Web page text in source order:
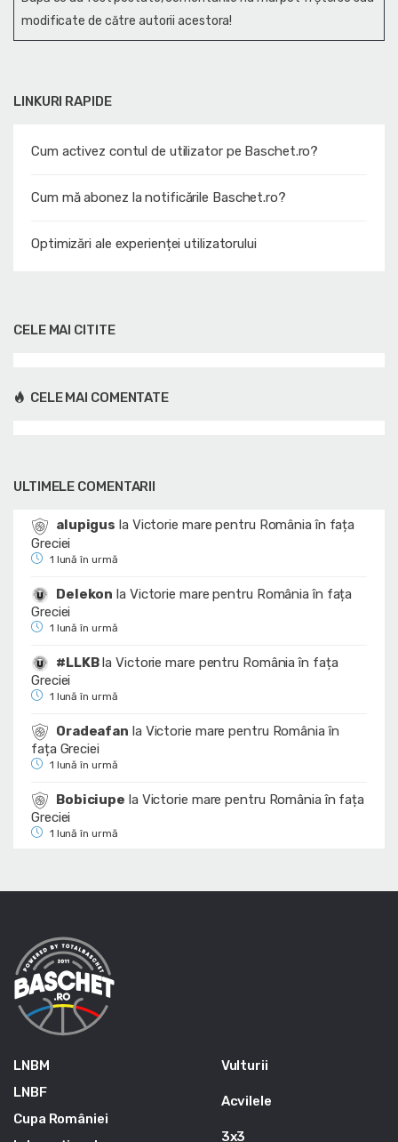
LINKURI RAPIDE
Cum activez contul de utilizator pe Baschet.ro?
Cum mă abonez la notificările Baschet.ro?
Optimizări ale experienței utilizatorului
modificate de către autorii acestora!
CELE MAI CITITE
CELE MAI COMENTATE
ULTIMELE COMENTARII
alupigus la Victorie mare pentru România în fața
Greciei
1 lună în urmă
Delekon la Victorie mare pentru România în fața
Greciei
1 lună în urmă
#LLKBlaVictorie mare pentru România în fața
Greciei
1 lună în urmă
Oradeafan la Victorie mare pentru România în
fața Greciei
1 lună în urmă
Bobiciupe la Victorie mare pentru România în fața
Greciei
1 lună în urmă
LNBM
LNBF
Cupa României
Vulturii
Acvilele
3x3